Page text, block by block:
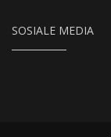
SOSIALE MEDIA